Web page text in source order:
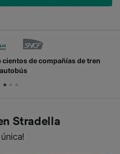
de compañías de tren
Stradella